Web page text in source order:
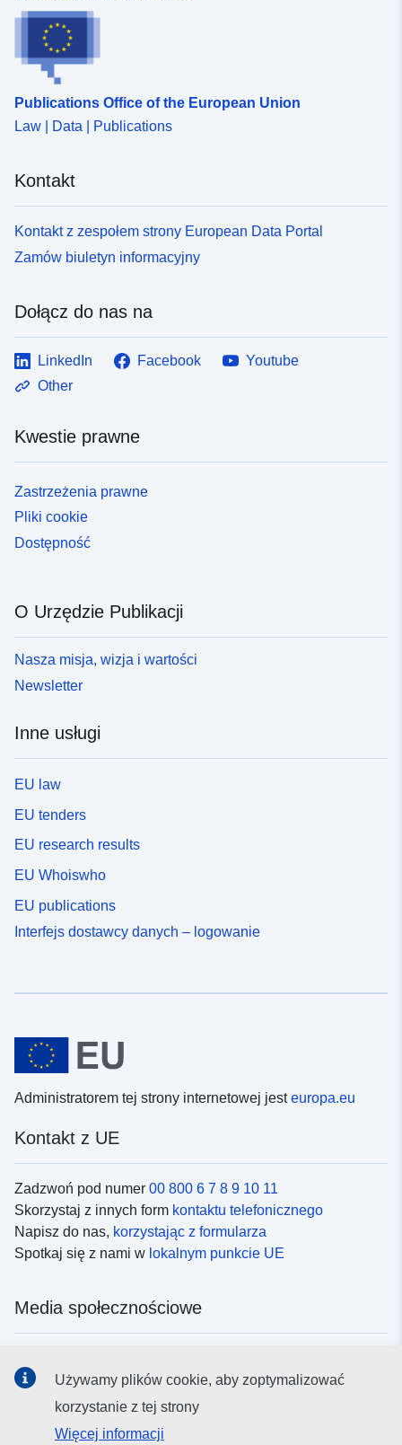
Publications Office of the European Union
Law | Data | Publications
Kontakt
Kontakt z zespołem strony European Data Portal
Zamów biuletyn informacyjny
Dołącz do nas na
LinkedIn Facebook
Youtube
Other
Kwestie prawne
Zastrzeżenia prawne
Pliki cookie
Dostępność
O Urzędzie Publikacji
Nasza misja, wizja i wartości
Newsletter
Inne usługi
EU law
EU tenders
EU research results
EU Whoiswho
EU publications
Interfejs dostawcy danych – logowanie
Administratorem tej strony internetowej jesteuropa.eu
Kontakt z UE
Zadzwoń pod numer 00 800 6 7 8 9 10 11
Skorzystaj z innych form kontaktu telefonicznego
Napisz do nas, korzystając z formularza
Spotkaj się z nami w lokalnym punkcie UE
Media społecznościowe
Instytucje i organy UE
Używamy plików cookie, aby zoptymalizować
korzystanie z tej strony
Więcej informacji